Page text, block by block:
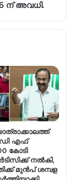
ന് അവധി.
ഡി എഫ്
കോടി
നൽകി,
മുൻപ് ശമ്പള